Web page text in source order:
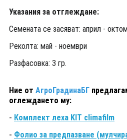
Указания за отглеждане:
Семената се засяват: април -
Реколта: май - ноември
Разфасовка: 3 гр.
Ние от АгроГрадинаБГ
оглеждането му:
- Комплект леха KIT climafilm
- Фолио за предпазване